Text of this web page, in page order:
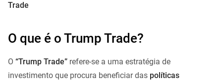
Trade
O que é o Trump Trade?
O “Trump Trade” refere-se a uma estratégia de
investimento que procura beneficiar das políticas